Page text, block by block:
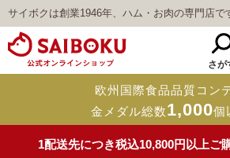
サイボクは創業1946年、ハム・お肉の専門店で
さが
欧州国際食品品質コン
金メダル総数1,000個
1配送先につき税込10,800円以上ご